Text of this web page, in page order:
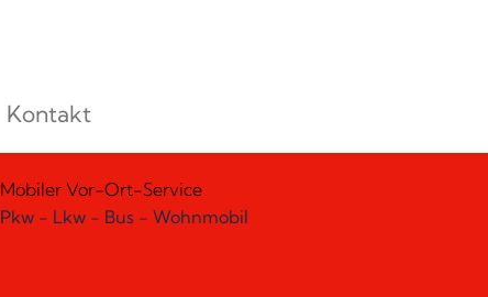
Kontakt
Mobiler Vor-Ort-Service
Pkw - Lkw - Bus - Wohnmobil